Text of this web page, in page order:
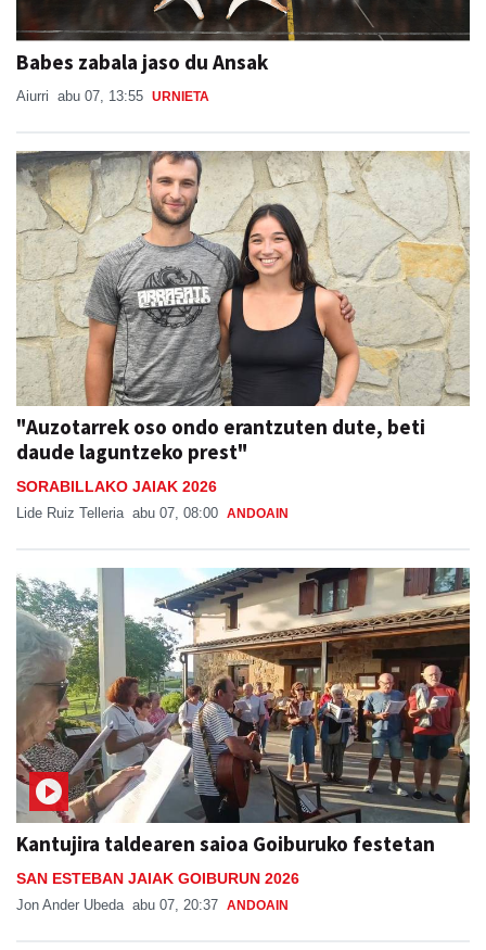
Babes zabala jaso du Ansak
"Auzotarrek oso ondo erantzuten dute, beti
daude laguntzeko prest"
SORABILLAKO JAIAK 2026
Lide Ruiz Telleria abu 07, 08:00
Kantujira taldearen saioa Goiburuko festetan
Jon Ander Ubeda